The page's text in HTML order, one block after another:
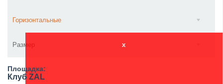
Горизонтальные
Размер x
Площадка:
Клуб ZAL